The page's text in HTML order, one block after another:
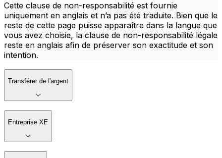
Cette clause de non-responsabilité est fournie
uniquement en anglais et n’a pas été traduite. Bien que le
reste de cette page puisse apparaître dans la langue que
vous avez choisie, la clause de non-responsabilité légale
reste en anglais afin de préserver son exactitude et son
intention.
Transférer de l'argent
Entreprise XE